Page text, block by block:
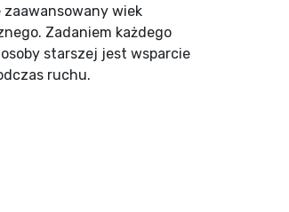
zaawansowany wiek
Zadaniem każdego
starszej jest wsparcie
ruchu.